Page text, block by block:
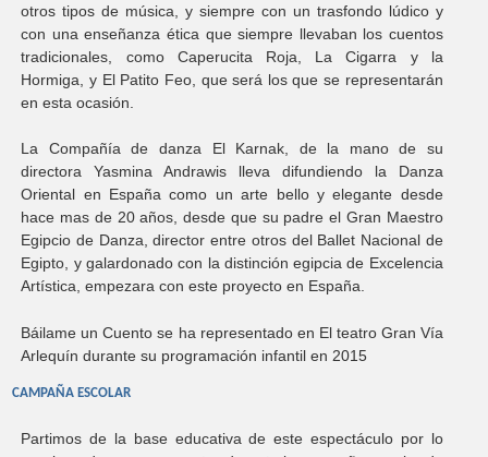
otros tipos de música, y siempre con un trasfondo lúdico y
con una enseñanza ética que siempre llevaban los cuentos
tradicionales, como Caperucita Roja, La Cigarra y la
Hormiga, y El Patito Feo, que será los que se representarán
en esta ocasión.
La Compañía de danza El Karnak, de la mano de su
directora Yasmina Andrawis lleva difundiendo la Danza
Oriental en España como un arte bello y elegante desde
hace mas de 20 años, desde que su padre el Gran Maestro
Egipcio de Danza, director entre otros del Ballet Nacional de
Egipto, y galardonado con la distinción egipcia de Excelencia
Artística, empezara con este proyecto en España.
Báilame un Cuento se ha representado en El teatro Gran Vía
Arlequín durante su programación infantil en 2015
CAMPAÑA ESCOLAR
Partimos de la base educativa de este espectáculo por lo